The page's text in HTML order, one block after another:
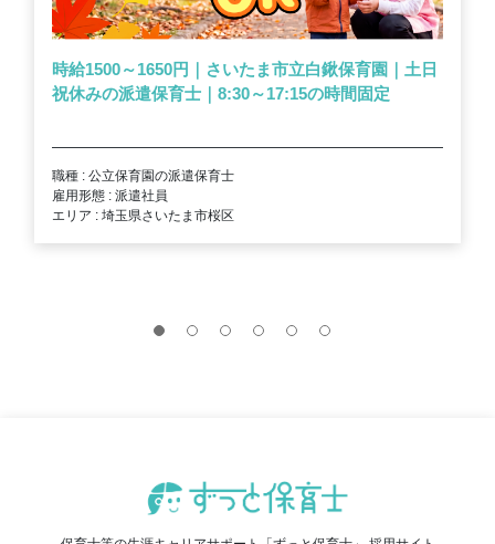
時給1500～1650円｜さいたま市立白鍬保育園｜土日
祝休みの派遣保育士｜8:30～17:15の時間固定
職種 : 公立保育園の派遣保育士
雇用形態 : 派遣社員
エリア : 埼玉県さいたま市桜区